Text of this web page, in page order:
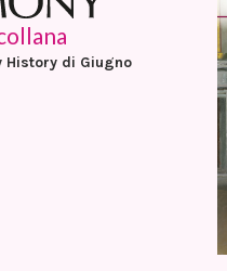
History di Giugno